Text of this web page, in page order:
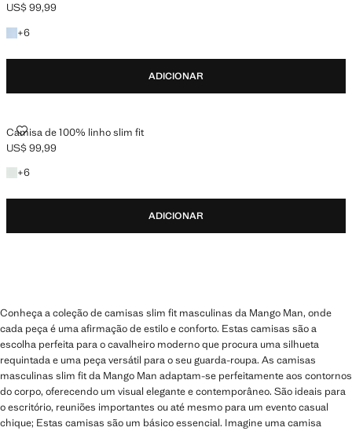
Preço atual [US$ 99,99 ]
US$ 99,99
+6
+6 cores
ADICIONAR
Camisa de 100% linho slim fit
CAMISA DE 100% LINHO SLIM FIT
Preço atual [US$ 99,99 ]
US$ 99,99
+6
+6 cores
ADICIONAR
Conheça a coleção de camisas slim fit masculinas da Mango Man, onde
cada peça é uma afirmação de estilo e conforto. Estas camisas são a
escolha perfeita para o cavalheiro moderno que procura uma silhueta
requintada e uma peça versátil para o seu guarda-roupa. As camisas
masculinas slim fit da Mango Man adaptam-se perfeitamente aos contornos
do corpo, oferecendo um visual elegante e contemporâneo. São ideais para
o escritório, reuniões importantes ou até mesmo para um evento casual
chique; Estas camisas são um básico essencial. Imagine uma camisa